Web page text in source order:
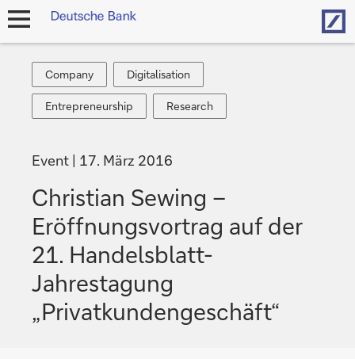
Navigation
Company
Company
Digitalisation
Digitalisation
Entrepreneurship
Entrepreneurship
Research
Research
Event 17. März 2016
Christian Sewing –
Eröffnungsvortrag auf der
21. Handelsblatt-
Jahrestagung
„Privatkundengeschäft“